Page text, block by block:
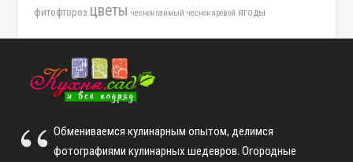
фитофтороз цветы чеснок озимый чеснок яровой ягоды
Обмениваемся кулинарным опытом, делимся
фотографиями кулинарных шедевров. Огородные